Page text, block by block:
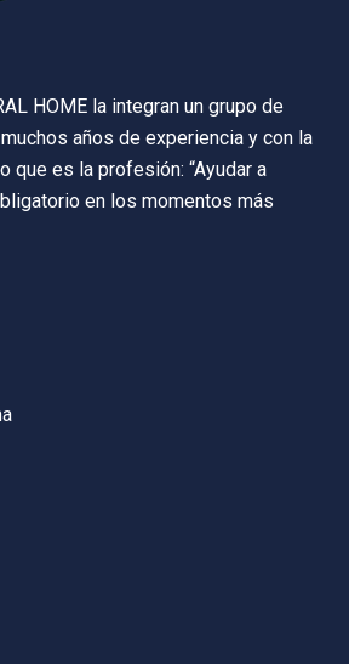
HOME la integran un grupo de
años de experiencia y con la
que es la profesión: “Ayudar a
en los momentos más